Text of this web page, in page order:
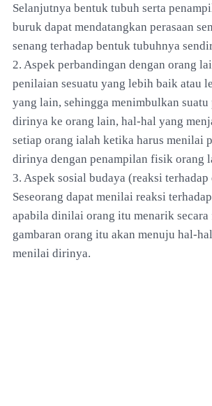
Selanjutnya bentuk tubuh serta
buruk dapat mendatangkan perasaan
senang terhadap bentuk tubuhnya
2. Aspek perbandingan dengan orang
penilaian sesuatu yang lebih baik atau
yang lain, sehingga menimbulkan suatu
dirinya ke orang lain, hal-hal yang
setiap orang ialah ketika harus menilai
dirinya dengan penampilan fisik orang
3. Aspek sosial budaya (reaksi
Seseorang dapat menilai reaksi
apabila dinilai orang itu menarik secara
gambaran orang itu akan menuju hal-
menilai dirinya.